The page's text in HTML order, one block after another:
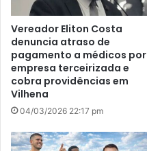
Vereador Eliton Costa
denuncia atraso de
pagamento a médicos por
empresa terceirizada e
cobra providências em
Vilhena
04/03/2026 22:17 pm